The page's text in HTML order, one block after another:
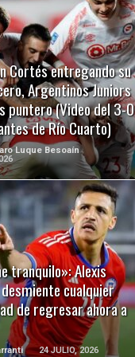
Cortés entregando su
Argentinos Juniors
puntero (Video del 3-0
de Río Cuarto)
Luque Besoaín
LEER MÁS
tranquilo»: Alexis
cualquier
de regresar ahora a
24 JULIO, 2026
LEER MÁS